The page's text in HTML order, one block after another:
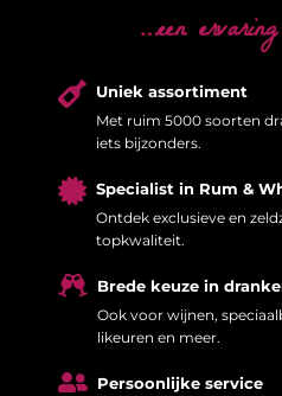
…een
 Uniek assortiment
Met ruim 5000 soorten
iets bijzonders.
 Specialist in Rum &
Ontdek exclusieve en
topkwaliteit.
 Brede keuze in
Ook voor wijnen,
likeuren en meer.
 Persoonlijke service